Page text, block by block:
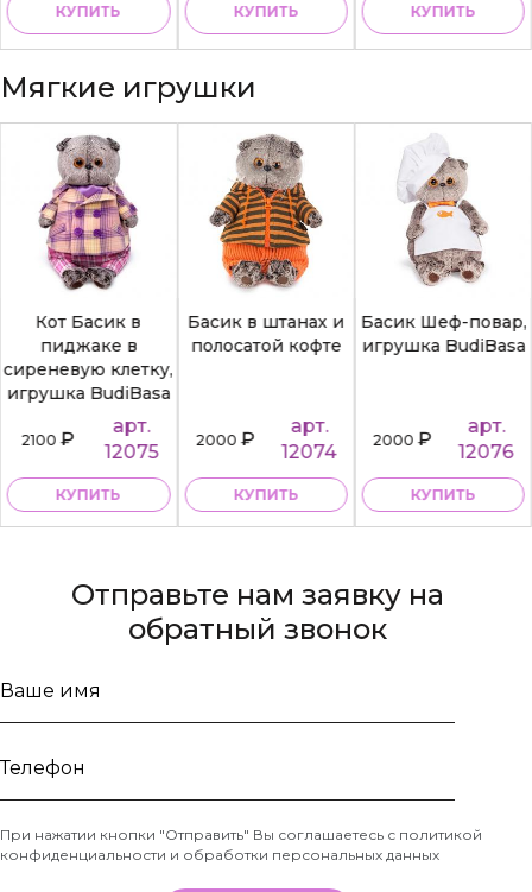
КУПИТЬ КУПИТЬ КУПИТЬ
Мягкие игрушки
Кот Басик в
пиджаке в
сиреневую клетку,
игрушка BudiBasa
2100₽
арт.
12075
КУПИТЬ
Басик в штанах и
полосатой кофте
2000₽
арт.
12074
КУПИТЬ
Басик Шеф-повар,
игрушка BudiBasa
2000₽
арт.
12076
КУПИТЬ
Отправьте нам заявку на
обратный звонок
Ваше
Телефон
*
При нажатии кнопки "Отправить" Вы соглашаетесь с политикой
конфиденциальности и обработки персональных данных